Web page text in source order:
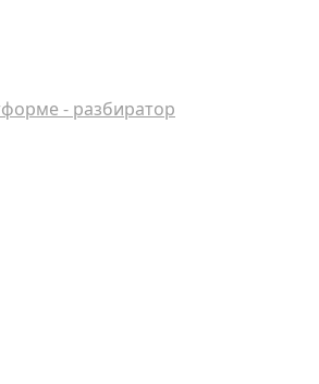
- разбиратор